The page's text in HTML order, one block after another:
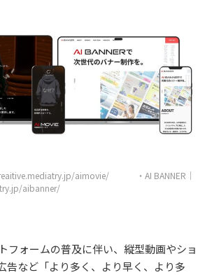
creaitive.mediatry.jp/aimovie/ ・AI BANNER｜
aibanner/
フォームの普及に伴い、縦型動画やショ
告など「より多く、より早く、より多